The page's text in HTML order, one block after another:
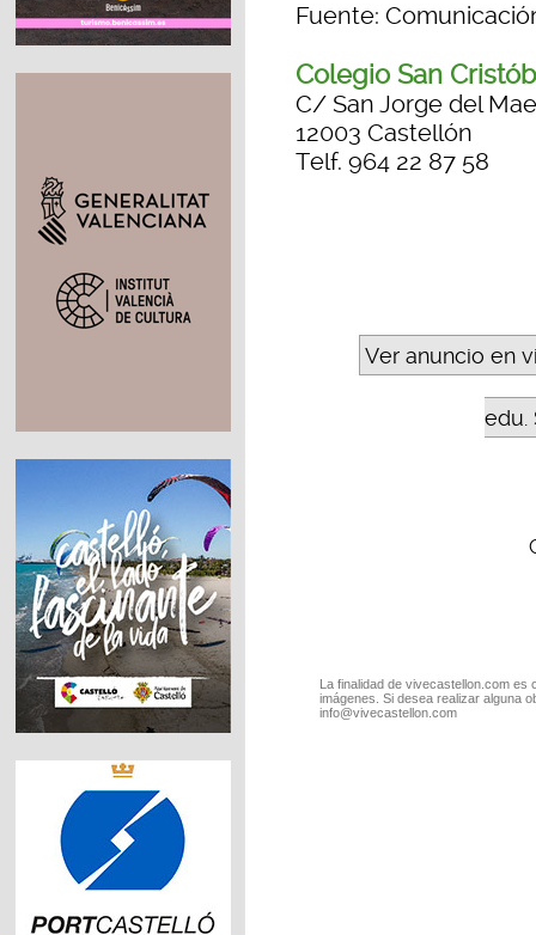
Fuente:
Colegio San
C/ San Jorge del
12003 Castellón
Telf. 964 22 87 58
Ver anuncio en
edu.
La finalidad de vivecastellon.com
imágenes. Si desea realizar alguna
info@vivecastellon.com